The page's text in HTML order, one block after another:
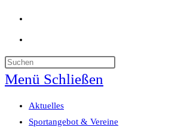
Suche
umschalten
Menü Schließen
Aktuelles
Sportangebot & Vereine